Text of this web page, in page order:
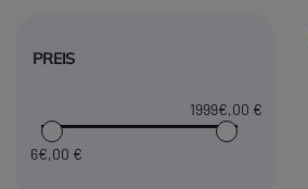
PREIS
6€,00 €
1999€,00 €